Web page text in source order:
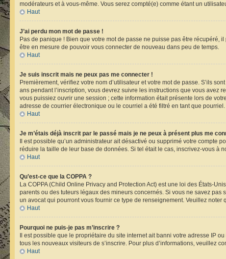
modérateurs et à vous-même. Vous serez compté(e) comme étant un
Haut
J’ai perdu mon mot de passe !
Pas de panique ! Bien que votre mot de passe ne puisse pas être
être en mesure de pouvoir vous connecter de nouveau dans peu de temps.
Haut
Je suis inscrit mais ne peux pas me connecter !
Premièrement, vérifiez votre nom d’utilisateur et votre mot de passe. S’ils
ans pendant l’inscription, vous devrez suivre les instructions que vous avez
vous puissiez ouvrir une session ; cette information était présente lors de
adresse de courrier électronique ou le courriel a été filtré en tant que
Haut
Je m’étais déjà inscrit par le passé mais je ne peux à présent plus me
Il est possible qu’un administrateur ait désactivé ou supprimé votre
réduire la taille de leur base de données. Si tel était le cas, inscrivez-vous à
Haut
Qu’est-ce que la COPPA ?
La COPPA (Child Online Privacy and Protection Act) est une loi des États-
parents ou des tuteurs légaux des mineurs concernés. Si vous ne savez
un avocat qui pourront vous fournir ce type de renseignement. Veuillez noter
Haut
Pourquoi ne puis-je pas m’inscrire ?
Il est possible que le propriétaire du site internet ait banni votre adresse IP
tous les nouveaux visiteurs de s’inscrire. Pour plus d’informations, veuillez
Haut